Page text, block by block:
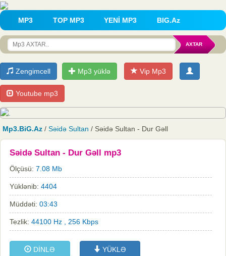
MP3 TOP MP3 YENİ MP3 BIG.Az
Zengimcell Mp3 yüklə Vip Mp3
Youtube mp3
Mp3.BiG.Az / Səidə Sultan / Səidə Sultan - Dur Gəll
Səidə Sultan - Dur Gəll mp3
Ölçüsü: 7.08 Mb
Yüklənib: 4404
Müddəti: 03:43
Tezlik: 44100 Hz , 256 Kbps
DİNLƏ YÜKLƏ